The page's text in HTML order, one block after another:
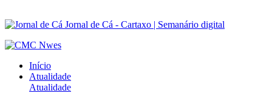
Jornal de Cá - Cartaxo | Semanário digital
Início
Atualidade
Atualidade